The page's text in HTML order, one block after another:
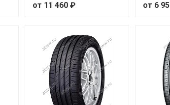
от 11 460 ₽ от 6